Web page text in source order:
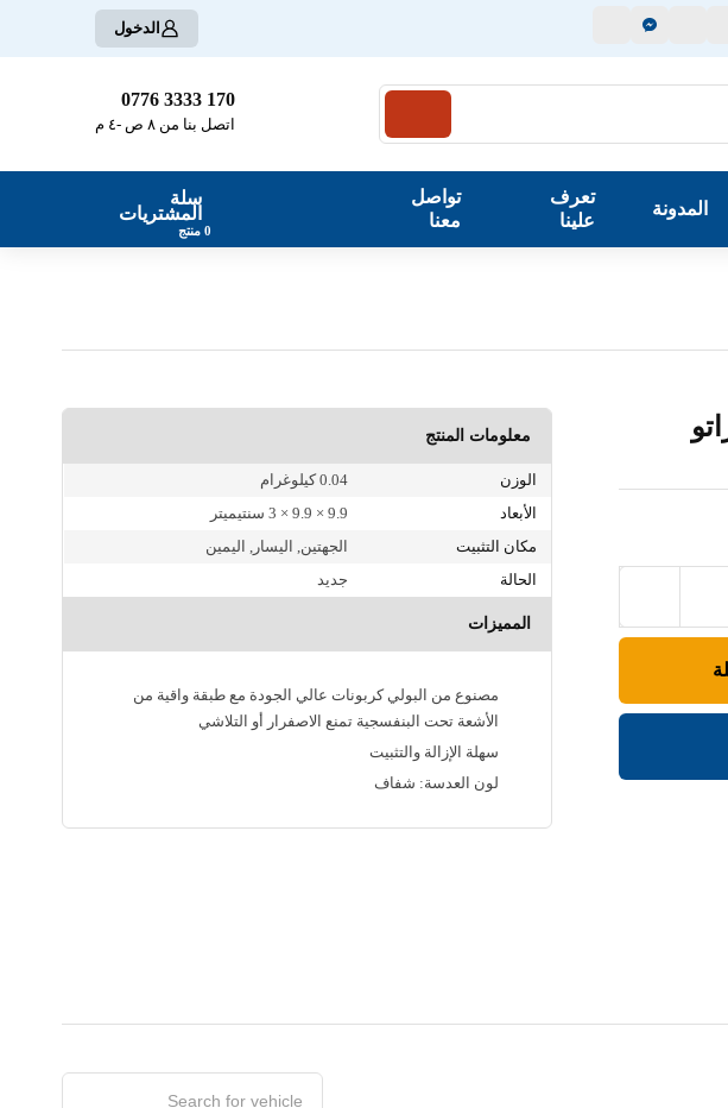
الدخول
170 3333 0776
اتصل بنا من ٨ ص -٤ م
المدونة
تعرف
علينا
تواصل
معنا
سلة
المشتريات
0 منتج
معلومات المنتج
الوزن
0.04 كيلوغرام
الأبعاد
9.9 × 9.9 × 3 سنتيميتر
مكان التثبيت
الجهتين, اليسار, اليمين
الحالة
جديد
المميزات
مصنوع من البولي كربونات عالي الجودة مع طبقة واقية من
الأشعة تحت البنفسجية تمنع الاصفرار أو التلاشي
سهلة الإزالة والتثبيت
لون العدسة: شفاف